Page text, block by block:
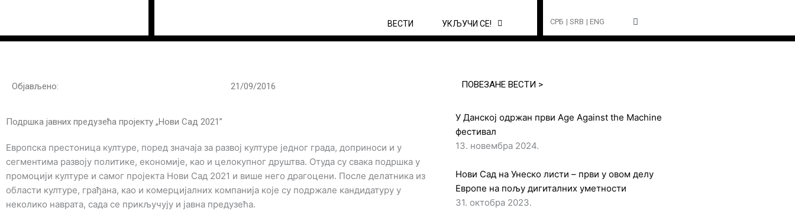
садржај
ВЕСТИ УКЉУЧИ СЕ! СРБ | SRB | ENG
Објављено: 21/09/2016
Подршка јавних предузећа пројекту „Нови Сад 2021”
Европска престоница културе, поред значаја за развој културе једног града, доприноси и у
сегментима развоју политике, економије, као и целокупног друштва. Отуда су свака подршка у
промоцији културе и самог пројекта Нови Сад 2021 и више него драгоцени. После делатника из
области културе, грађана, као и комерцијалних компанија које су подржале кандидатуру у
неколико наврата, сада се прикључују и јавна предузећа.
ПОВЕЗАНЕ ВЕСТИ >
У Данској одржан први Age Against the Machine
фестивал
13. новембра 2024.
Нови Сад на Унеско листи – први у овом делу
Европе на пољу дигиталних уметности
31. октобра 2023.